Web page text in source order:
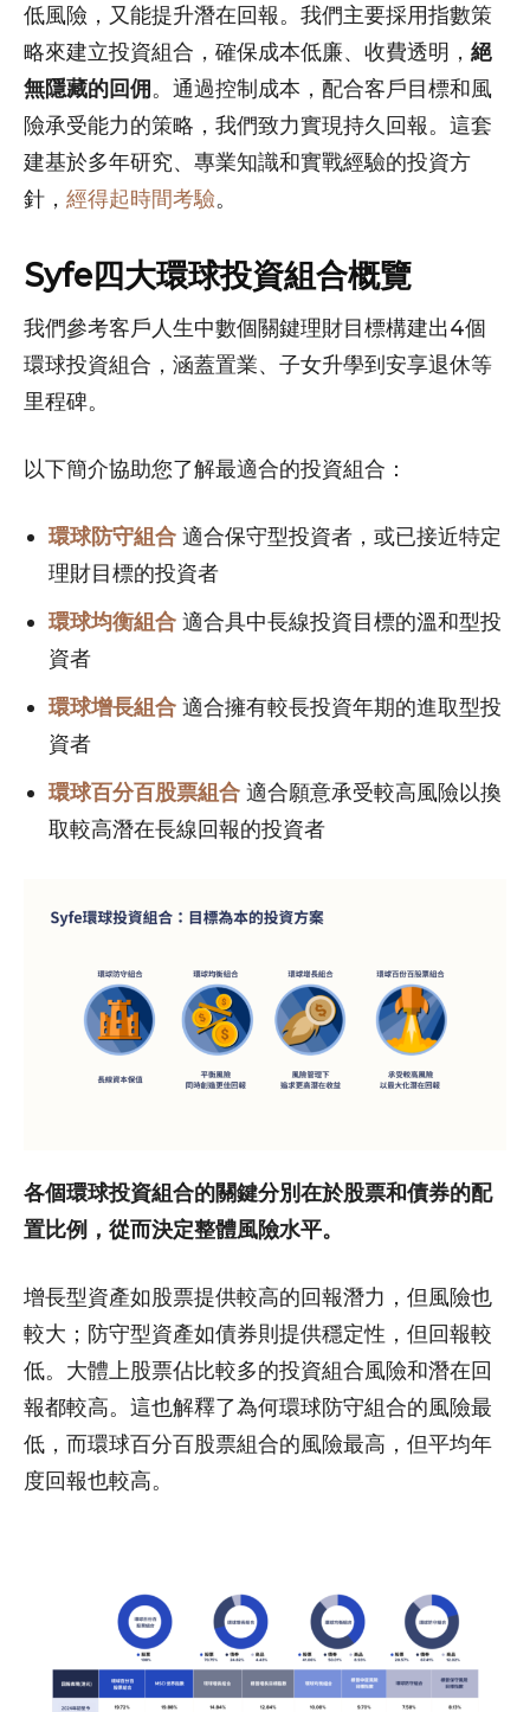
低風險，又能提升潛在回報。我們主要採用指數策
略來建立投資組合，確保成本低廉、收費透明， 絕
無隱藏的回佣。通過控制成本，配合客戶目標和風
險承受能力的策略，我們致力實現持久回報。這套
建基於多年研究、專業知識和實戰經驗的投資方
針， 經得起時間考驗。
Syfe四大環球投資組合概覽
我們參考客戶人生中數個關鍵理財目標構建出4個
環球投資組合，涵蓋置業、子女升學到安享退休等
里程碑。
以下簡介協助您了解最適合的投資組合：
環球防守組合 適合保守型投資者，或已接近特定
理財目標的投資者
環球均衡組合 適合具中長線投資目標的溫和型投
資者
環球增長組合 適合擁有較長投資年期的進取型投
資者
環球百分百股票組合 適合願意承受較高風險以換
取較高潛在長線回報的投資者
各個環球投資組合的關鍵分別在於股票和債券的配
置比例，從而決定整體風險水平。
增長型資產如股票提供較高的回報潛力，但風險也
較大；防守型資產如債券則提供穩定性，但回報較
低。大體上股票佔比較多的投資組合風險和潛在回
報都較高。這也解釋了為何環球防守組合的風險最
低，而環球百分百股票組合的風險最高，但平均年
度回報也較高。